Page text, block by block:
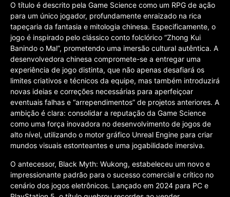
O título é descrito pela Game Science como um RPG de ação
para um único jogador, profundamente enraizado na rica
tapeçaria da fantasia e mitologia chinesa. Especificamente, o
jogo é inspirado pelo clássico conto folclórico “Zhong Kui
Banindo o Mal”, prometendo uma imersão cultural autêntica. A
desenvolvedora chinesa compromete-se a entregar uma
experiência de jogo distinta, que não apenas desafiará os
limites criativos e técnicos da equipe, mas também introduzirá
novas ideias e correções necessárias para aperfeiçoar
eventuais falhas e “arrependimentos” de projetos anteriores. A
ambição é clara: consolidar a reputação da Game Science
como uma força inovadora no desenvolvimento de jogos de
alto nível, utilizando o motor gráfico Unreal Engine para criar
mundos visuais estonteantes e uma jogabilidade imersiva.
O antecessor, Black Myth: Wukong, estabeleceu um novo e
impressionante padrão para o sucesso comercial e crítico no
cenário dos jogos eletrônicos. Lançado em 2024 para PC e